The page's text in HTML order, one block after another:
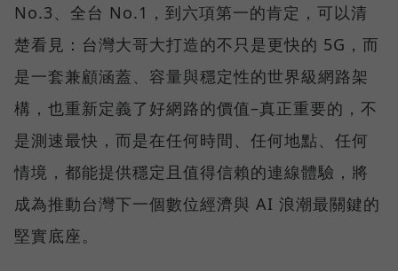
No.3、全台 No.1，到六項第一的肯定，可以清
楚看見：台灣大哥大打造的不只是更快的 5G，而
是一套兼顧涵蓋、容量與穩定性的世界級網路架
構，也重新定義了好網路的價值–真正重要的，不
是測速最快，而是在任何時間、任何地點、任何
情境，都能提供穩定且值得信賴的連線體驗，將
成為推動台灣下一個數位經濟與 AI 浪潮最關鍵的
堅實底座。